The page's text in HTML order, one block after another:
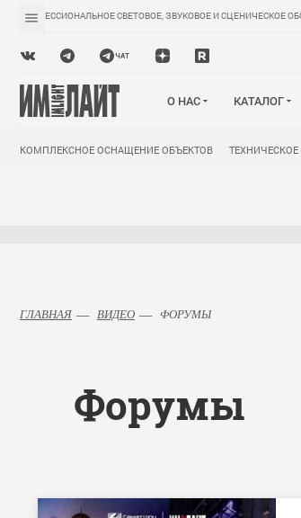
ПРОФЕССИОНАЛЬНОЕ СВЕТОВОЕ, ЗВУКОВОЕ И СЦЕНИЧЕСКОЕ
О НАС КАТАЛОГ
КОМПЛЕКСНОЕ ОСНАЩЕНИЕ ОБЪЕКТОВ
ГЛАВНАЯ ВИДЕО ФОРУМЫ
Форумы